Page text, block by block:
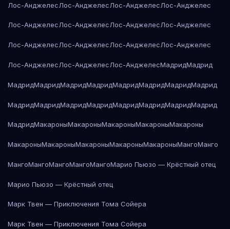
Лос-АнджелесЛос-АнджелесЛос-АнджелесЛос-Анджелес
Лос-АнджелесЛос-АнджелесЛос-АнджелесЛос-Анджелес
Лос-АнджелесЛос-АнджелесЛос-АнджелесЛос-Анджелес
Лос-АнджелесЛос-АнджелесЛос-АнджелесМадридМадрид
МадридМадридМадридМадридМадридМадридМадридМадрид
МадридМадридМадридМадридМадридМадридМадридМадрид
МадридМакароныМакароныМакароныМакароныМакароны
МакароныМакароныМакароныМакароныМакароныМангоМанго
МангоМангоМангоМангоМангоМарио Пьюзо — Крёстный отец
Марио Пьюзо — Крёстный отец
Марк Твен — Приключения Тома Сойера
Марк Твен — Приключения Тома Сойера